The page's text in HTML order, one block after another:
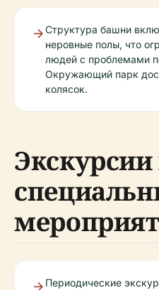
Структура башни
неровные полы, что
людей с проблемами
Окружающий парк
колясок.
Периодические